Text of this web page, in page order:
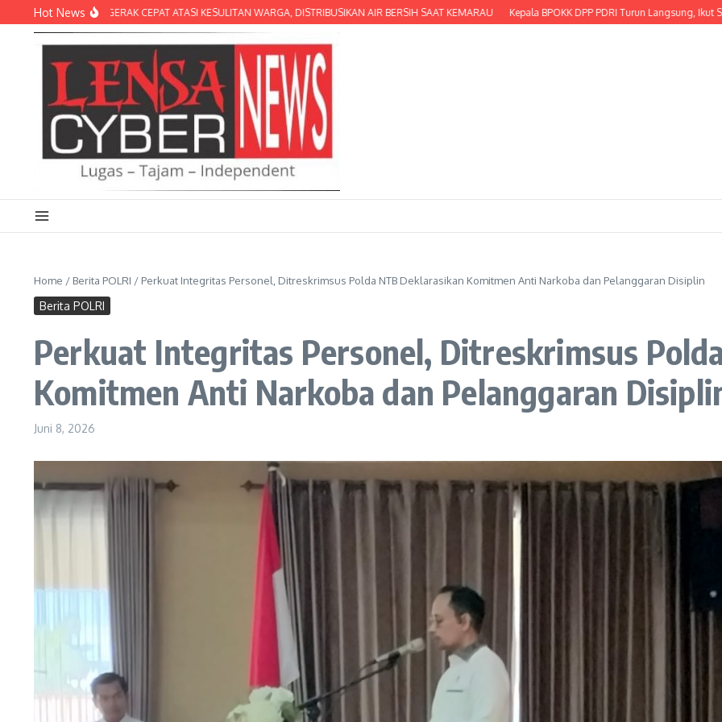
Lewati ke konten
Hot News
TP 31/PS GERAK CEPAT ATASI KESULITAN WARGA, DISTRIBUSIKAN AIR BERSIH SAAT KEMARAU Kepala BPOKK DPP PDRI Turun Langsung, Ikut Serta
Home / Berita POLRI / Perkuat Integritas Personel, Ditreskrimsus Polda NTB Deklarasikan Komitmen Anti Narkoba dan Pelanggaran Disiplin
Berita POLRI
Perkuat Integritas Personel, Ditreskrimsus
Komitmen Anti Narkoba dan Pelanggaran
Juni 8, 2026